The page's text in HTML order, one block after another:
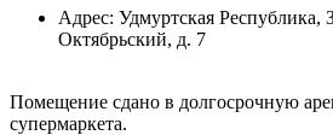
Адрес: Удмуртская Республика,
Октябрьский, д. 7
Помещение сдано в долгосрочную
супермаркета.